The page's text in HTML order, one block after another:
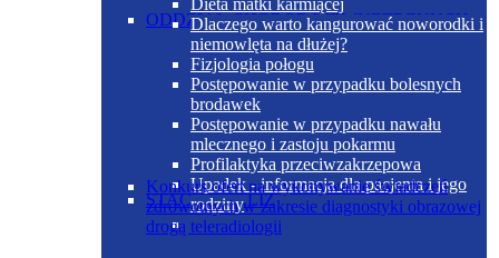
ODDZIAŁ CHORÓB WEWNĘTRZNYCH
STACJA DIALIZ
Dieta matki karmiącej
Dlaczego warto kangurować noworodki i
niemowlęta na dłużej?
Fizjologia połogu
Postępowanie w przypadku bolesnych
brodawek
Postępowanie w przypadku nawału
mlecznego i zastoju pokarmu
Profilaktyka przeciwzakrzepowa
Upadek - informacja dla pacjenta i jego
rodziny
Konkurs ofert na wykonywanie świadczeń
zdrowotnych w zakresie diagnostyki obrazowej
drogą teleradiologii